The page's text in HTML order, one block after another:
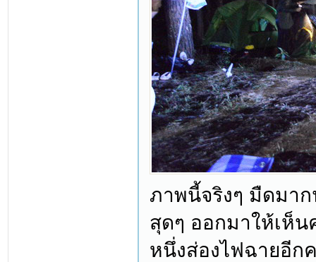
ภาพนี้จริงๆ มืดมา
สุดๆ ออกมาให้เห็
หนึ่งส่องไฟฉายอีก